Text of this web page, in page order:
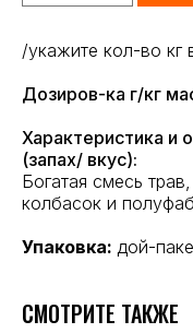
/укажите кол-во кг
Дозиров-ка г/кг
Характеристика и
(запах/ вкус):
Богатая смесь
колбасок и
Упаковка: дой-
СМОТРИТЕ ТАКЖЕ